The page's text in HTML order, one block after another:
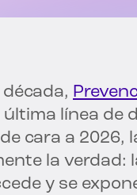
línea de
cara a 2026,
la verdad:
y se